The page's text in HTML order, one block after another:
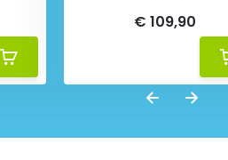
€ 109,90